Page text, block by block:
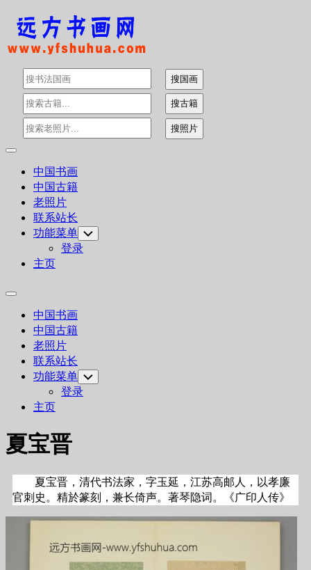
Skip
content
Expand
中国书画
中国古籍
老照片
联系站长
功能菜单 Toggle
Child
Menu
登录
主页
Expand
中国书画
中国古籍
老照片
联系站长
功能菜单 Toggle
Child
Menu
登录
主页
夏宝晋
夏宝晋，清代书法家，字玉延，江苏高邮人，以孝廉
官刺史。精於篆刻，兼长倚声。著琴隐词。《广印人传》